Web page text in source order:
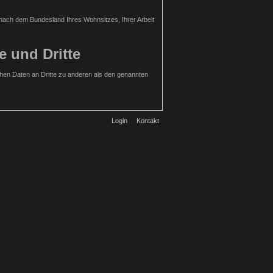
Login Kontakt
dem Bundesland Ihres Wohnsitzes, Ihrer Arbeit
und Dritte
Daten an Dritte zu anderen als den genannten
Interesse an der Nichtweitergabe Ihrer Daten